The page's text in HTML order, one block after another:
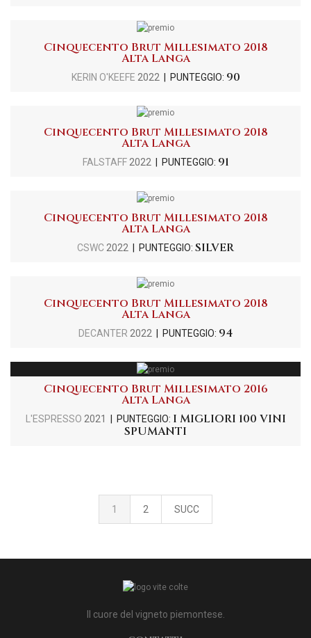
Cinquecento Brut Millesimato 2018
Alta Langa
KERIN O'KEEFE 2022 | PUNTEGGIO: 90
Cinquecento Brut Millesimato 2018
Alta Langa
FALSTAFF2022| PUNTEGGIO: 91
Cinquecento Brut Millesimato 2018
Alta Langa
CSWC 2022 | PUNTEGGIO: SILVER
Cinquecento Brut Millesimato 2018
Alta Langa
DECANTER 2022 | PUNTEGGIO: 94
Cinquecento Brut Millesimato 2016
Alta Langa
L'ESPRESSO 2021 | PUNTEGGIO: I MIGLIORI 100 VINI
SPUMANTI
1 2 SUCC
Il cuore del vigneto piemontese.